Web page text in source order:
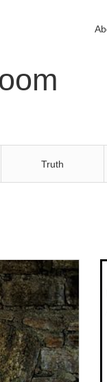
Truth